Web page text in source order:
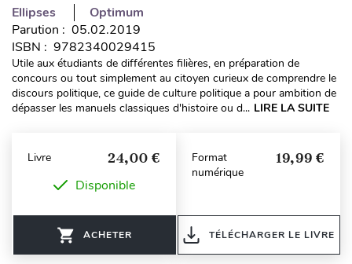
Ellipses
Optimum
Parution : 05.02.2019
ISBN : 9782340029415
Utile aux étudiants de différentes filières, en préparation de
concours ou tout simplement au citoyen curieux de comprendre le
discours politique, ce guide de culture politique a pour ambition de
dépasser les manuels classiques d'histoire ou d... LIRE LA SUITE
Livre 24,00 €
Disponible
ACHETER
Format
numérique
19,99 €
TÉLÉCHARGER LE LIVRE